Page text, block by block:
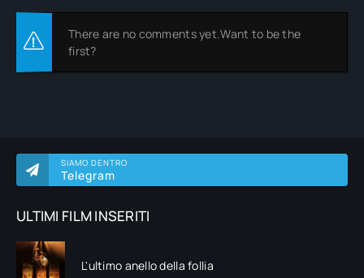
SIAMO DENTRO
Telegram
ULTIMI FILM INSERITI
L'ultimo anello della follia
There are no comments yet.Want to be the
first?